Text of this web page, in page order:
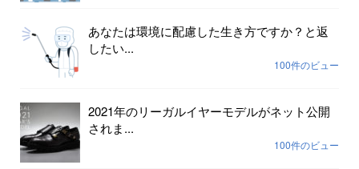
あなたは環境に配慮した生き方ですか？と返
したい...
100件のビュー
2021年のリーガルイヤーモデルがネット公開
されま...
100件のビュー